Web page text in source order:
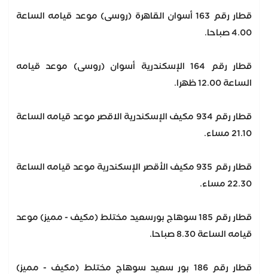
قطار رقم 163 أسوان القاهرة (روسى) موعد قيامه الساعة
4.00 صباحا.
قطار رقم 164 الإسكندرية أسوان (روسى) موعد قيامه
الساعة 12.00 ظهرا.
قطار رقم 934 مكيف الإسكندرية الاقصر موعد قيامه الساعة
21.10 مساء.
قطار رقم 935 مكيف الأقصر الإسكندرية موعد قيامه الساعة
22.30 مساء.
قطار رقم 185 سوهاج بورسعيد مختلط (مكيف - مميز) موعد
قيامه الساعة 8.30 صباحا.
قطار رقم 186 بور سعيد سوهاج مختلط (مكيف - مميز)